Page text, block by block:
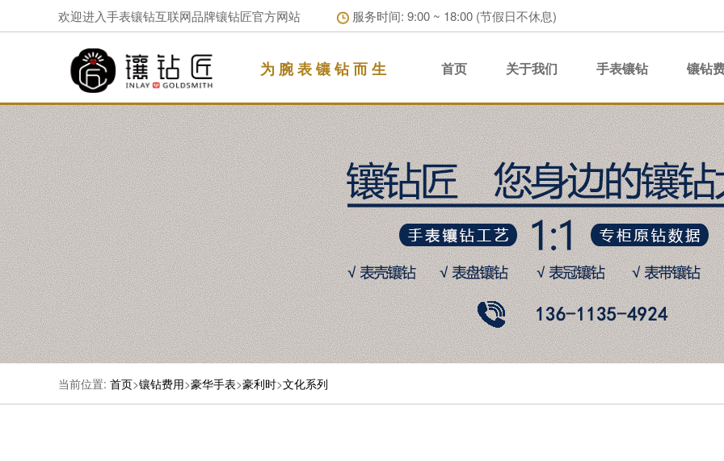
欢迎进入手表镶钻互联网品牌镶钻匠官方网站 服务时间: 9:00 ~ 18:00 (节假日不休息)
为 腕 表 镶 钻 而 生 首页 关于我们 手表镶钻 镶钻
当前位置: 首页>镶钻费用>豪华手表>豪利时>文化系列